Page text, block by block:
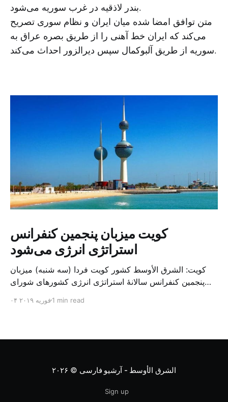
بندر لاذقیه در غرب سوریه می‌شود.
متن توافق امضا شده میان ایران و نظام سوری تصریح
می‌کند که ایران خط آهنی را از طریق بصره عراق به
سوریه از طریق آلبوکمال سپس دیرالزور احداث می‌کند.
کویت میزبان پنجمین کنفرانس
استراتژی انرژی می‌شود
کویت: الشرق الأوسط کشور کویت فردا (سه شنبه) میزبان
پنجمین کنفرانس سالانهٔ استراتژی انرژی کشورهای شورای
متخصص از شرکت‌های جهانی نفت و گاز در این کنفرانس
۰۴ فوریه ۲۰۱۹1 min read
الشرق الأوسط - آرشیو فارسی © ۲۰۲۶
Sign up